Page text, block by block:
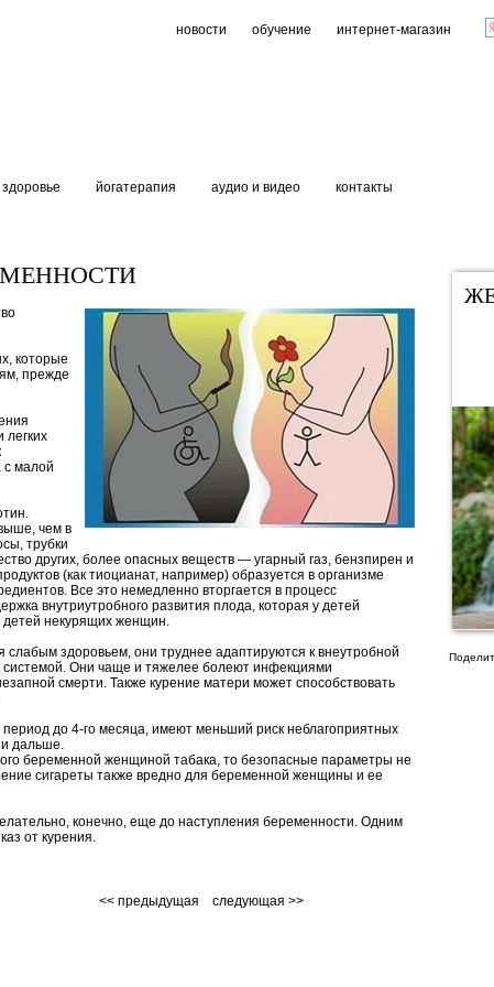
новости обучение интернет-магазин
здоровье йогатерапия аудио и видео контакты
которые
прежде
с малой
чем в
трубки
других, более опасных веществ — угарный газ, бензпирен и
(как тиоцианат, например) образуется в организме
Все это немедленно вторгается в процесс
внутриутробного развития плода, которая у детей
детей некурящих женщин.
здоровьем, они труднее адаптируются к внеутробной
Они чаще и тяжелее болеют инфекциями
смерти. Также курение матери может способствовать
до 4-го месяца, имеют меньший риск неблагоприятных
дальше.
беременной женщиной табака, то безопасные параметры не
сигареты также вредно для беременной женщины и ее
конечно, еще до наступления беременности. Одним
от курения.
<< предыдущая следующая >>